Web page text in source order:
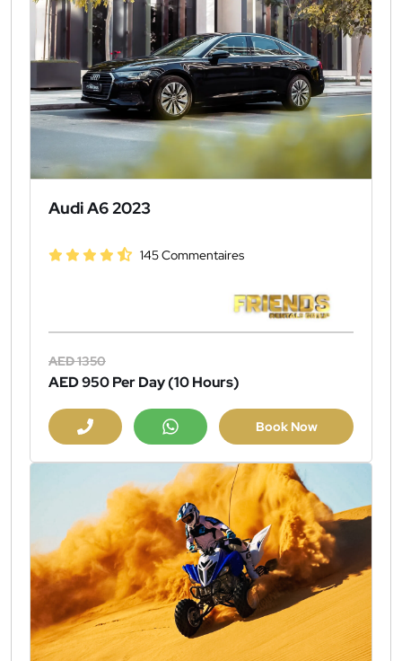
Audi A6 2023
145 Commentaires
AED 1350
AED 950Per Day (10 Hours)
Book Now